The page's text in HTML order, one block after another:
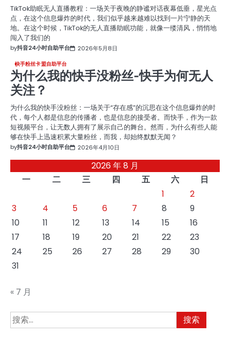
TikTok助眠无人直播教程：一场关于夜晚的静谧对话夜幕低垂，星光点
点，在这个信息爆炸的时代，我们似乎越来越难以找到一片宁静的天
地。在这个时候，TikTok的无人直播助眠功能，就像一缕清风，悄悄地
闯入了我们的
by抖音24小时自助平台 2026年5月8日
快手粉丝卡盟自助平台
为什么我的快手没粉丝-快手为何无人
关注？
为什么我的快手没粉丝：一场关于“存在感”的沉思在这个信息爆炸的时
代，每个人都是信息的传播者，也是信息的接受者。而快手，作为一款
短视频平台，让无数人拥有了展示自己的舞台。然而，为什么有些人能
够在快手上迅速积累大量粉丝，而我，却始终默默无闻？
by抖音24小时自助平台 2026年4月10日
2026 年 8 月
一
二 三 四 五 六
日
1
2
3
4 5 6 7 8
9
10
11 12 13 14 15
16
17
18 19 20 21 22
23
24
25 26 27 28 29
30
31
« 7 月
搜
索：